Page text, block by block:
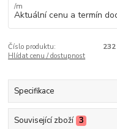
/m
Aktuální cenu a termín
Číslo produktu:
232
Hlídat cenu / dostupnost
Specifikace
Související zboží 3